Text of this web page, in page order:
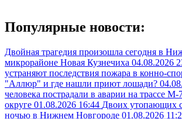
Популярные новости:
Двойная трагедия произошла сегодня в
микрорайоне Новая Кузнечиха 04.08.2026
устраняют последствия пожара в конно-
"Аллюр" и где нашли приют лошади?
человека пострадали в аварии на трассе
округе 01.08.2026 16:44 Двоих утопающих
ночью в Нижнем Новгороде 01.08.2026